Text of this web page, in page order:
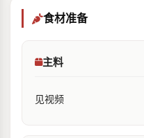
食材准备
主料
见视频